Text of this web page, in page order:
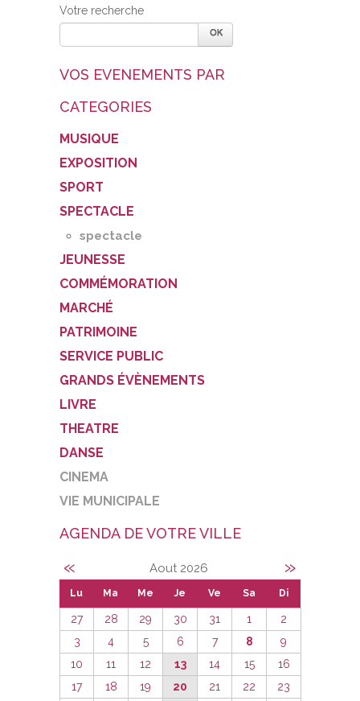
Votre recherche
VOS EVENEMENTS PAR
CATEGORIES
MUSIQUE
EXPOSITION
SPORT
SPECTACLE
spectacle
JEUNESSE
COMMÉMORATION
MARCHÉ
PATRIMOINE
SERVICE PUBLIC
GRANDS ÉVÈNEMENTS
LIVRE
THEATRE
DANSE
CINEMA
VIE MUNICIPALE
AGENDA DE VOTRE VILLE
« Aout 2026 »
Lu Ma Me Je Ve Sa Di
27 28 29 30 31 1
2
3
4 5 6 7 8
9
10
11 12 13 14 15
16
17
18 19 20 21 22
23